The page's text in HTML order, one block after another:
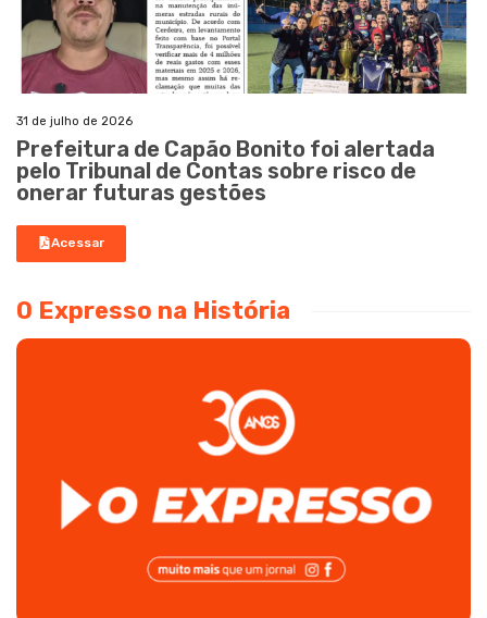
31 de julho de 2026
Prefeitura de Capão Bonito foi alertada
pelo Tribunal de Contas sobre risco de
onerar futuras gestões
Acessar
O Expresso na História